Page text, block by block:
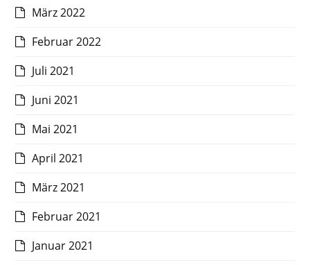
März 2022
Februar 2022
Juli 2021
Juni 2021
Mai 2021
April 2021
März 2021
Februar 2021
Januar 2021